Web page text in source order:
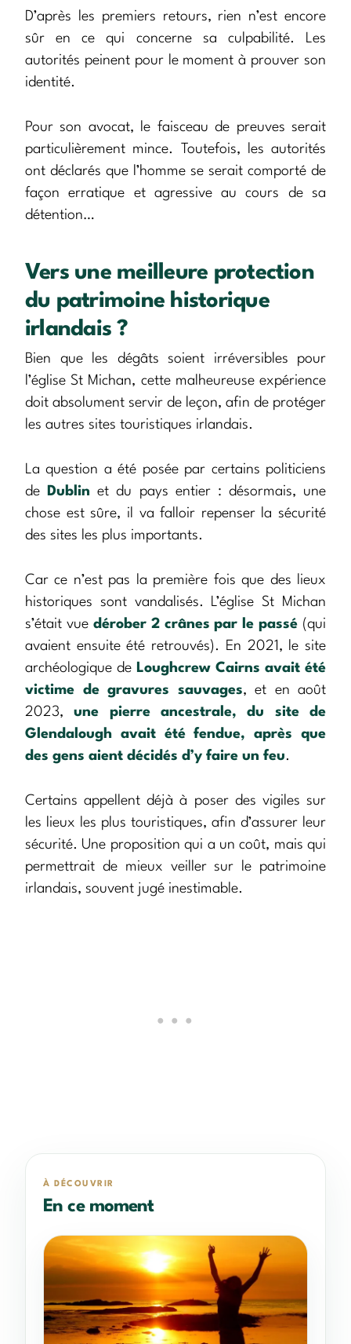
D’après les premiers retours, rien n’est encore
sûr en ce qui concerne sa culpabilité. Les
autorités peinent pour le moment à prouver son
identité.
Pour son avocat, le faisceau de preuves serait
particulièrement mince. Toutefois, les autorités
ont déclarés que l’homme se serait comporté de
façon erratique et agressive au cours de sa
détention…
Vers une meilleure protection
du patrimoine historique
irlandais ?
Bien que les dégâts soient irréversibles pour
l’église St Michan, cette malheureuse expérience
doit absolument servir de leçon, afin de protéger
les autres sites touristiques irlandais.
La question a été posée par certains politiciens
de
Dublin et du pays entier : désormais, une
chose est sûre, il va falloir repenser la sécurité
des sites les plus importants.
Car ce n’est pas la première fois que des lieux
historiques sont vandalisés. L’église St Michan
s’était vue dérober 2 crânes par le passé (qui
avaient ensuite été retrouvés). En 2021, le site
archéologique de Loughcrew Cairns avait été
victime de gravures sauvages, et en août
2023,une pierre ancestrale, du site de
Glendalough avait été fendue, après que
des gens aient décidés d’y faire un feu.
Certains appellent déjà à poser des vigiles sur
les lieux les plus touristiques, afin d’assurer leur
sécurité. Une proposition qui a un coût, mais qui
permettrait de mieux veiller sur le patrimoine
irlandais, souvent jugé inestimable.
À DÉCOUVRIR
En ce moment